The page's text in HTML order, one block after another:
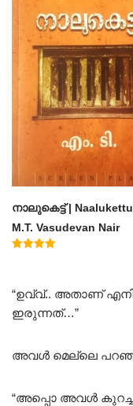
നാലുകെട്ട് |
M.T. Vasudevan Nair
“ഉവ്വ്.. അതാണ്
ഇരുന്നത്…”
അവൾ മെല്ലെ
“അപ്പൊ അവൾ കുറച്ചു